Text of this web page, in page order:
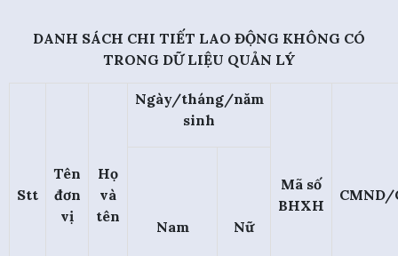
DANH SÁCH CHI TIẾT LAO ĐỘNG KHÔNG CÓ
TRONG DỮ LIỆU QUẢN LÝ
Stt
Tên
đơn
vị
Họ
và
tên
Ngày/tháng/năm
sinh
Mã số
BHXH
CMND/
Nam
Nữ